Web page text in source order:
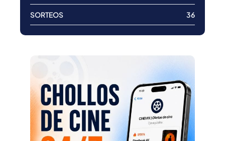
SORTEOS 36